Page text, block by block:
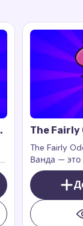
The Fairly
Cursor
The Fairly
Ванда —
который
нотку
любимой